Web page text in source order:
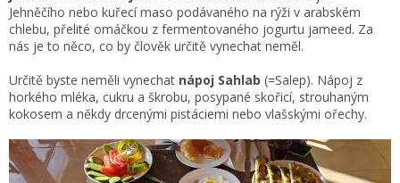
Jehněčího nebo kuřecí maso podávaného na rýži v arabském
chlebu, přelité omáčkou z fermentovaného jogurtu jameed. Za
nás je to něco, co by člověk určitě vynechat neměl.
Určitě byste neměli vynechat nápoj Sahlab (=Salep). Nápoj z
horkého mléka, cukru a škrobu, posypané skořicí, strouhaným
kokosem a někdy drcenými pistáciemi nebo vlašskými ořechy.